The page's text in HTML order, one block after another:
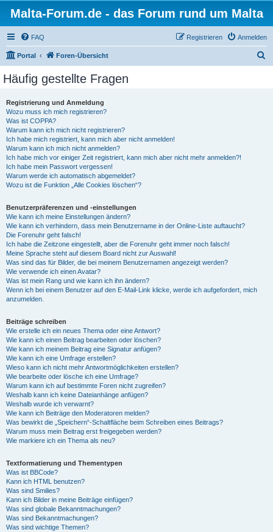
Malta-Forum.de - das Forum rund um Malta
FAQ Anmelden
Registrieren
Portal Foren-Übersicht
Häufig gestellte Fragen
Registrierung und Anmeldung
Wozu muss ich mich registrieren?
Was ist COPPA?
Warum kann ich mich nicht registrieren?
Ich habe mich registriert, kann mich aber nicht anmelden!
Warum kann ich mich nicht anmelden?
Ich habe mich vor einiger Zeit registriert, kann mich aber nicht mehr anmelden?!
Ich habe mein Passwort vergessen!
Warum werde ich automatisch abgemeldet?
Wozu ist die Funktion „Alle Cookies löschen“?
Benutzerpräferenzen und -einstellungen
Wie kann ich meine Einstellungen ändern?
Wie kann ich verhindern, dass mein Benutzername in der Online-Liste auftaucht?
Die Forenuhr geht falsch!
Ich habe die Zeitzone eingestellt, aber die Forenuhr geht immer noch falsch!
Meine Sprache steht auf diesem Board nicht zur Auswahl!
Was sind das für Bilder, die bei meinem Benutzernamen angezeigt werden?
Wie verwende ich einen Avatar?
Was ist mein Rang und wie kann ich ihn ändern?
Wenn ich bei einem Benutzer auf den E-Mail-Link klicke, werde ich aufgefordert, mich
anzumelden.
Beiträge schreiben
Wie erstelle ich ein neues Thema oder eine Antwort?
Wie kann ich einen Beitrag bearbeiten oder löschen?
Wie kann ich meinem Beitrag eine Signatur anfügen?
Wie kann ich eine Umfrage erstellen?
Wieso kann ich nicht mehr Antwortmöglichkeiten erstellen?
Wie bearbeite oder lösche ich eine Umfrage?
Warum kann ich auf bestimmte Foren nicht zugreifen?
Weshalb kann ich keine Dateianhänge anfügen?
Weshalb wurde ich verwarnt?
Wie kann ich Beiträge den Moderatoren melden?
Was bewirkt die „Speichern“-Schaltfläche beim Schreiben eines Beitrags?
Warum muss mein Beitrag erst freigegeben werden?
Wie markiere ich ein Thema als neu?
Textformatierung und Thementypen
Was ist BBCode?
Kann ich HTML benutzen?
Was sind Smilies?
Kann ich Bilder in meine Beiträge einfügen?
Was sind globale Bekanntmachungen?
Was sind Bekanntmachungen?
Was sind wichtige Themen?